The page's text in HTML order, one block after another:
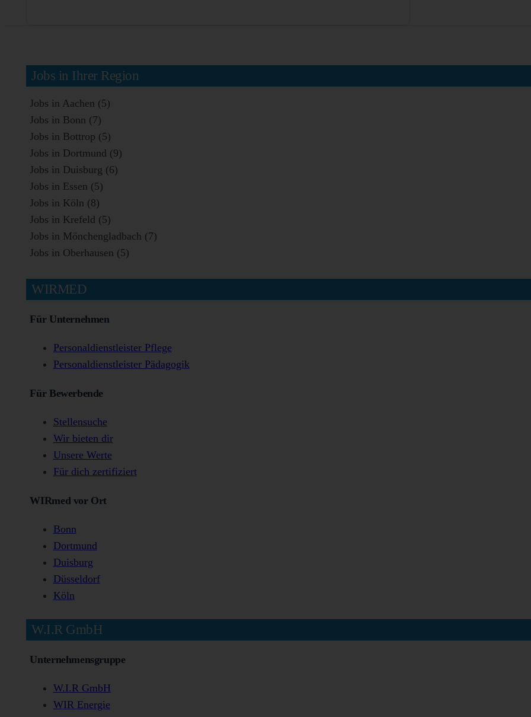
Jobs in Ihrer Region
Jobs in Aachen (5)
Jobs in Bonn (7)
Jobs in Bottrop (5)
Jobs in Dortmund (9)
Jobs in Duisburg (6)
Jobs in Essen (5)
Jobs in Köln (8)
Jobs in Krefeld (5)
Jobs in Mönchengladbach (7)
Jobs in Oberhausen (5)
WIRMED
Für Unternehmen
Personaldienstleister Pflege
Personaldienstleister Pädagogik
Für Bewerbende
Stellensuche
Wir bieten dir
Unsere Werte
Für dich zertifiziert
WIRmed vor Ort
Bonn
Dortmund
Duisburg
Düsseldorf
Köln
W.I.R GmbH
Unternehmensgruppe
W.I.R GmbH
WIR Energie